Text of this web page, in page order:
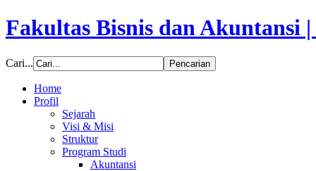
Fakultas Bisnis dan Akuntansi
Cari...
Home
Profil
Sejarah
Visi & Misi
Struktur
Program Studi
Akuntansi